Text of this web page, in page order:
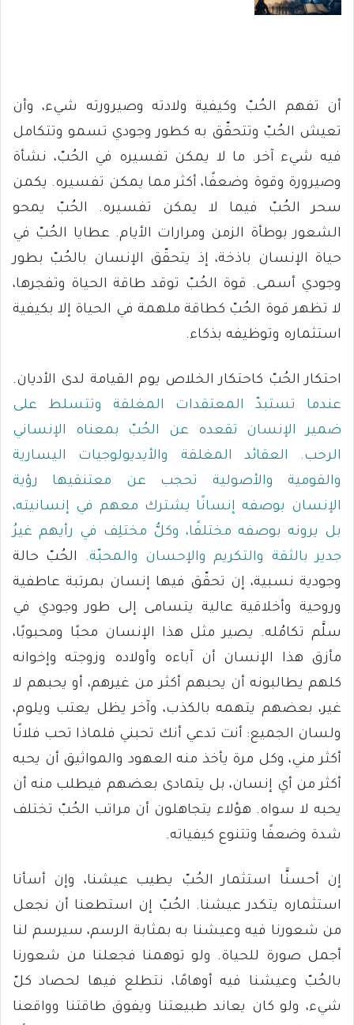
أن تفهم الحُبّ وكيفية ولادته وصيرورته شيء، وأن
تعيش الحُبّ وتتحقّق به كطور وجودي تسمو وتتكامل
فيه شيء آخر. ‏‏ما لا يمكن تفسيره في الحُبّ، نشأة
وصيرورة وقوة وضعفًا، أكثر مما يمكن تفسيره. يكمن
سحر الحُبّ فيما لا يمكن تفسيره. الحُبّ يمحو
الشعور بوطأة الزمن ومرارات الأيام. عطايا الحُبّ في
حياة الإنسان باذخة، إذ يتحقّق الإنسان بالحُبّ بطور
وجودي أسمى. قوة الحُبّ توقد طاقة الحياة وتفجرها،
لا تظهر قوة الحُبّ كطاقة ملهمة في الحياة إلا بكيفية
استثماره وتوظيفه بذكاء.
احتكار الحُبّ كاحتكار الخلاص يوم القيامة لدى الأديان.
عندما تستبدّ المعتقدات المغلقة وتتسلط على
ضمير الإنسان تقعده عن الحُبّ بمعناه الإنساني
الرحب. العقائد المغلقة والأيديولوجيات اليسارية
والقومية والأصولية تحجب عن معتنقيها رؤية
الإنسان بوصفه إنسانًا يشترك معهم في إنسانيته،
بل يرونه بوصفه مختلفًا، وكلُّ مختلِف في رأيهم غيرُ
جدير بالثقة والتكريم والإحسان والمحبّة. الحُبّ حالة
وجودية نسبية، إن تحقّق فيها إنسان بمرتبة عاطفية
وروحية وأخلاقية عالية يتسامى إلى طور وجودي في
سلَّم تكامُله. يصير مثل هذا الإنسان محبًا ومحبوبًا،
مأزق هذا الإنسان أن آباءه وأولاده وزوجته وإخوانه
كلهم يطالبونه أن يحبهم أكثر من غيرهم، أو يحبهم لا
غير، بعضهم يتهمه بالكذب، وآخر يظل يعتب ويلوم،
ولسان الجميع: أنت تدعي أنك تحبني فلماذا تحب فلانًا
أكثر مني، وكل مرة يأخذ منه العهود والمواثيق أن يحبه
أكثر من أي إنسان، بل يتمادى بعضهم فيطلب منه أن
يحبه لا سواه. هؤلاء يتجاهلون أن مراتب الحُبّ تختلف
شدة وضعفًا وتتنوع كيفياته.
إن أحسنَّا استثمار الحُبّ يطيب عيشنا، وإن أسأنا
استثماره يتكدر عيشنا. الحُبّ إن ‏استطعنا أن نجعل
من شعورنا فيه وعيشنا به بمثابة الرسم، سيرسم لنا
أجمل صورة للحياة. ولو توهمنا فجعلنا من شعورنا
بالحُبّ وعيشنا فيه أوهامًا، نتطلع فيها لحصاد كلّ
شيء، ولو كان يعاند طبيعتنا ويفوق طاقتنا وواقعنا